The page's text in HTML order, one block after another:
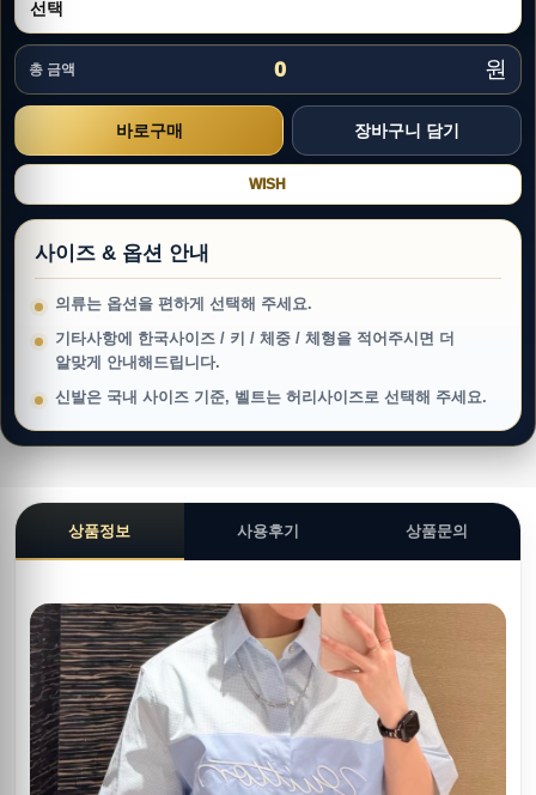
총 금액 0 원
WISH
사이즈 & 옵션 안내
의류는 옵션을 편하게 선택해 주세요.
기타사항에 한국사이즈 / 키 / 체중 / 체형을 적어주시면 더
알맞게 안내해드립니다.
신발은 국내 사이즈 기준, 벨트는 허리사이즈로 선택해 주세요.
상품정보 사용후기 상품문의